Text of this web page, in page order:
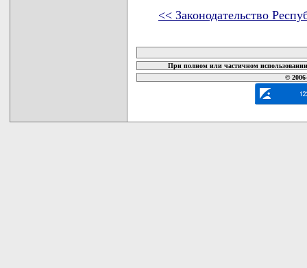
<< Законодательство
При полном или частичном
©